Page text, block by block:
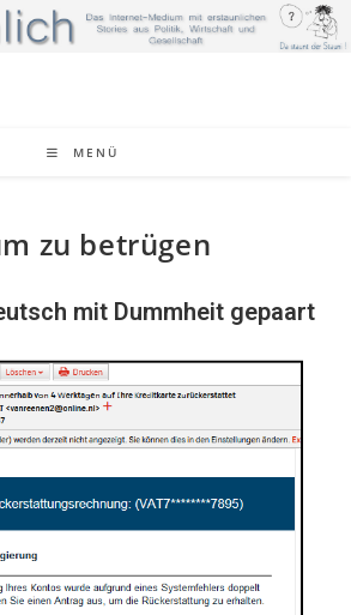
MENÜ
zu betrügen
mit Dummheit gepaart